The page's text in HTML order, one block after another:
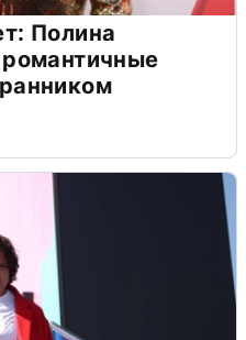
Полина
романтичные